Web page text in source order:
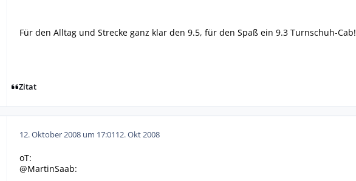
Für den Alltag und Strecke ganz klar den 9.5, für den Spaß ein 9.3 Turnschuh-Cab!
Zitat
12. Oktober 2008 um 17:0112. Okt 2008
oT:
@MartinSaab: